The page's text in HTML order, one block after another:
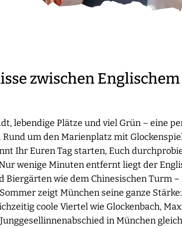
zwischen
lebendige Plätze und viel Grün – eine
um den Marienplatz mit
Ihr Euren Tag starten, Euch
wenige Minuten entfernt liegt der
Biergärten wie dem Chinesischen Turm –
zeigt München seine ganze
coole Viertel wie Glockenbach,
in München